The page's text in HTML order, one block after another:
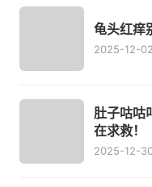
龟头红痒
2025-12-
肚子咕咕
在求救！
2025-12-